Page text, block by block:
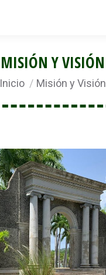
MISIÓN Y VISIÓN
Estás aquí:
Inicio Misión y Visión